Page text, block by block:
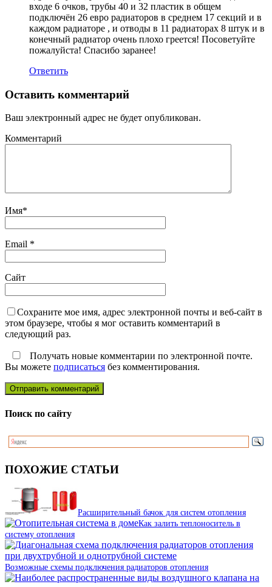
входе 6 очков, трубы 40 и 32 пластик в общем
подключён 26 евро радиаторов в среднем 17 секций и в
каждом радиаторе , и отводы в 11 радиаторах 8 штук и в
конечный радиатор очень плохо греется! Посоветуйте
пожалуйста! Спасибо заранее!
Ответить
Оставить комментарий
Ваш электронный адрес не будет опубликован.
Комментарий
Имя*
Email *
Сайт
Сохраните мое имя, адрес электронной почты и веб-сайт в
этом браузере, чтобы я мог оставить комментарий в
следующий раз.
Получать новые комментарии по электронной почте.
Вы можете подписаться без комментирования.
Поиск по сайту
ПОХОЖИЕ СТАТЬИ
Расширительный бачок для систем отопления
Как залить теплоноситель в
систему отопления
Возможные схемы подключения радиаторов отопления